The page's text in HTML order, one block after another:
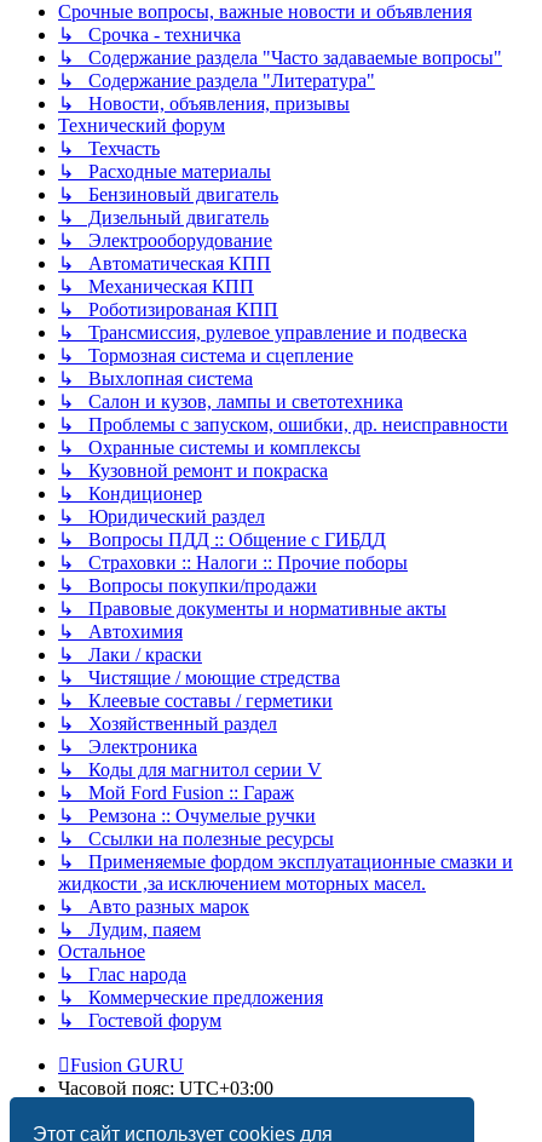
Этот сайт использует cookies для
Срочные вопросы, важные новости и объявления
↳ Срочка - техничка
↳ Содержание раздела "Часто задаваемые вопросы"
↳ Содержание раздела "Литература"
↳ Новости, объявления, призывы
Технический форум
↳ Техчасть
↳ Расходные материалы
↳ Бензиновый двигатель
↳ Дизельный двигатель
↳ Электрооборудование
↳ Автоматическая КПП
↳ Механическая КПП
↳ Роботизированая КПП
↳ Трансмиссия, рулевое управление и подвеска
↳ Тормозная система и сцепление
↳ Выхлопная система
↳ Салон и кузов, лампы и светотехника
↳ Проблемы с запуском, ошибки, др. неисправности
↳ Охранные системы и комплексы
↳ Кузовной ремонт и покраска
↳ Кондиционер
↳ Юридический раздел
↳ Вопросы ПДД :: Общение с ГИБДД
↳ Страховки :: Налоги :: Прочие поборы
↳ Вопросы покупки/продажи
↳ Правовые документы и нормативные акты
↳ Автохимия
↳ Лаки / краски
↳ Чистящие / моющие стредства
↳ Клеевые составы / герметики
↳ Хозяйственный раздел
↳ Электроника
↳ Коды для магнитол серии V
↳ Мой Ford Fusion :: Гараж
↳ Ремзона :: Очумелые ручки
↳ Ссылки на полезные ресурсы
↳ Применяемые фордом эксплуатационные смазки и
жидкости ,за исключением моторных масел.
↳ Авто разных марок
↳ Лудим, паяем
Остальное
↳ Глас народа
↳ Коммерческие предложения
↳ Гостевой форум
Fusion GURU
Часовой пояс: UTC+03:00